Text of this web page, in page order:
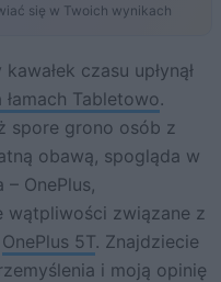
się w Twoich wynikach
łamach Tabletowo.
spore grono osób z
obawą, spogląda w
OnePlus,
wątpliwości związane z
OnePlus 5T. Znajdziecie
i moją opinię